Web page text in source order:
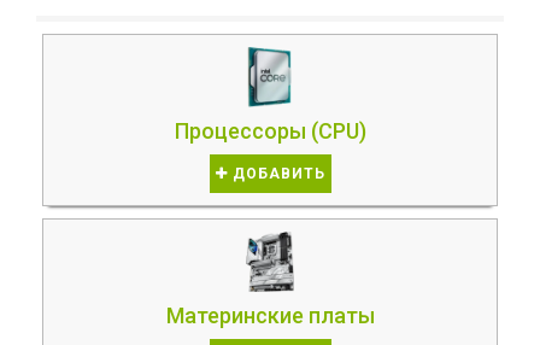
Процессоры (CPU)
ДОБАВИТЬ
Материнские платы